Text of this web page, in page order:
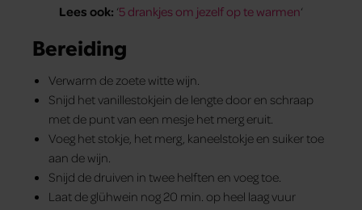
Lees ook: ‘5 drankjes om jezelf op te warmen‘
Bereiding
Verwarm de zoete witte wijn.
Snijd het vanille­stokjein de lengte door en schraap
met de punt van een mesje het merg eruit.
Voeg het stokje, het merg, kaneelstokje en suiker toe
aan de wijn.
Snijd de druiven in twee helften en voeg toe.
Laat de glühwein nog 20 min. op heel laag vuur